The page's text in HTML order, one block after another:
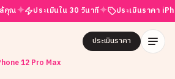
ประเมินใน 30 วินาที✦ ประเมินราคา iPhone
ประเมินราคา
12 Pro Max